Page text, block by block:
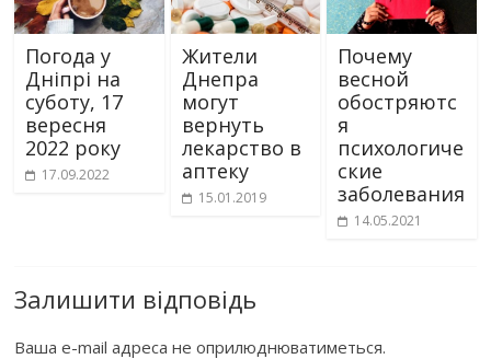
Погода у
Дніпрі на
суботу, 17
вересня
2022 року
17.09.2022
Жители
Днепра
могут
вернуть
лекарство в
аптеку
15.01.2019
Почему
весной
обостряютс
я
психологиче
ские
заболевания
14.05.2021
Залишити відповідь
Ваша e-mail адреса не оприлюднюватиметься.